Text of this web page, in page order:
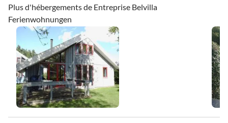
Plus d'hébergements de Entreprise Belvilla
Ferienwohnungen